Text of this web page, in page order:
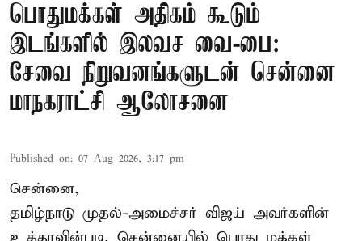
பொதுமக்கள் அதிகம் கூடும்
இடங்களில் இலவச வை-பை:
சேவை நிறுவனங்களுடன் சென்னை
மாநகராட்சி ஆலோசனை
Published on: 07 Aug 2026, 3:17 pm
சென்னை,
தமிழ்நாடு முதல்-அமைச்சர் விஜய் அவர்களின்